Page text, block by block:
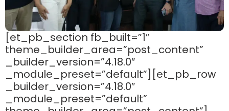
[et_pb_section fb_built=”1″
theme_builder_area=”post_content”
_builder_version=”4.18.0″
_module_preset=”default”][et_pb_row
_builder_version=”4.18.0″
_module_preset=”default”